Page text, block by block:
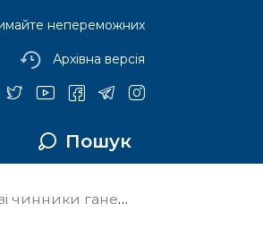
непереможних
Архівна версія
Пошук
рішення"